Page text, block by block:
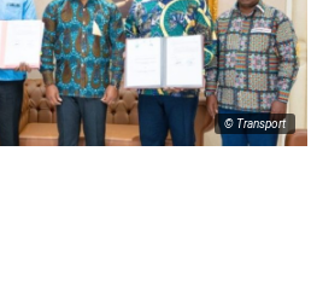
© Transport